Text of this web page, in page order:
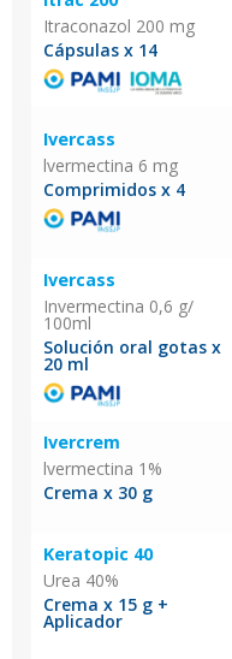
Itraconazol 200 mg
Cápsulas x 14
Ivercass
lvermectina 6 mg
Comprimidos x 4
Ivercass
Invermectina 0,6 g/
100ml
Solución oral gotas x
20 ml
Ivercrem
lvermectina 1%
Crema x 30 g
Keratopic 40
Urea 40%
Crema x 15 g +
Aplicador